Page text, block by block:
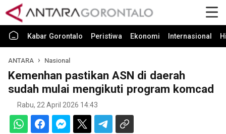
Kabar Gorontalo Peristiwa Ekonomi Internasional
ANTARA Nasional
Kemenhan pastikan ASN di daerah
sudah mulai mengikuti program komcad
Rabu, 22 April 2026 14:43